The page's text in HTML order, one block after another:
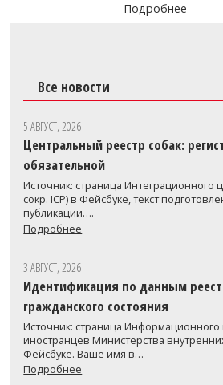
Подробнее
Все новости
5 АВГУСТ, 2026
Центральный реестр собак:
обязательной
Источник: страница Интеграционного
сокр. ICP) в Фейсбуке, текст
публикации….
Подробнее
3 АВГУСТ, 2026
Идентификация по данным
гражданского состояния
Источник: страница Информационного
иностранцев Министерства
Фейсбуке. Ваше имя в…
Подробнее